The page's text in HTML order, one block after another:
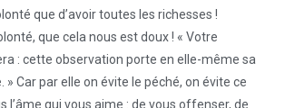
que d’avoir toutes les richesses !
que cela nous est doux ! « Votre
: cette observation porte en elle-même sa
» Car par elle on évite le péché, on évite ce
l’âme qui vous aime : de vous offenser, de